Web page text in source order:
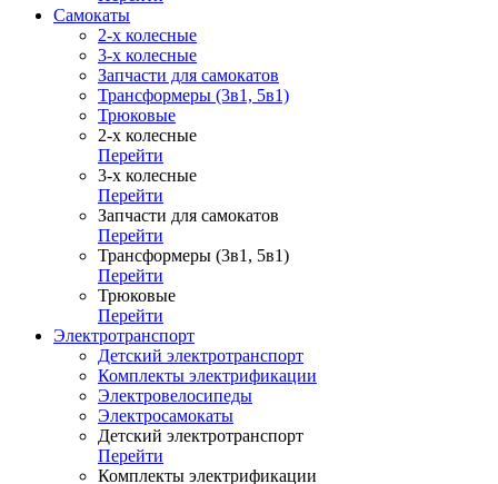
Самокаты
2-х колесные
3-х колесные
Запчасти для самокатов
Трансформеры (3в1, 5в1)
Трюковые
2-х колесные
Перейти
3-х колесные
Перейти
Запчасти для самокатов
Перейти
Трансформеры (3в1, 5в1)
Перейти
Трюковые
Перейти
Электротранспорт
Детский электротранспорт
Комплекты электрификации
Электровелосипеды
Электросамокаты
Детский электротранспорт
Перейти
Комплекты электрификации